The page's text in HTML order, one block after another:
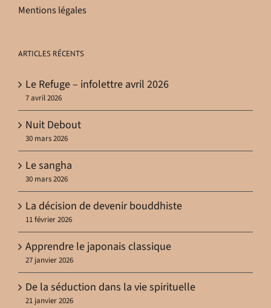
Mentions légales
ARTICLES RÉCENTS
Le Refuge – infolettre avril 2026
7 avril 2026
Nuit Debout
30 mars 2026
Le sangha
30 mars 2026
La décision de devenir bouddhiste
11 février 2026
Apprendre le japonais classique
27 janvier 2026
De la séduction dans la vie spirituelle
21 janvier 2026